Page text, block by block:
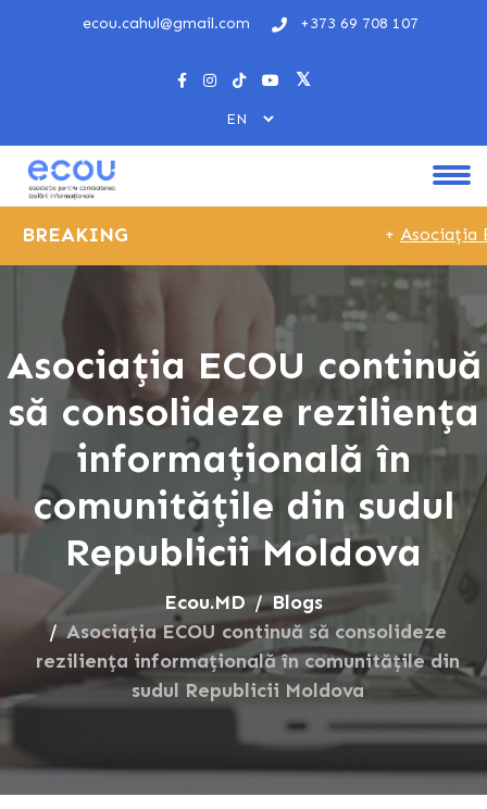
ecou.cahul@gmail.com +373 69 708 107
BREAKING +Asociația
Asociația ECOU continuă
să consolideze reziliența
informațională în
comunitățile din sudul
Republicii Moldova
Ecou.MD
Blogs
Asociația ECOU continuă să consolideze
reziliența informațională în comunitățile din
sudul Republicii Moldova